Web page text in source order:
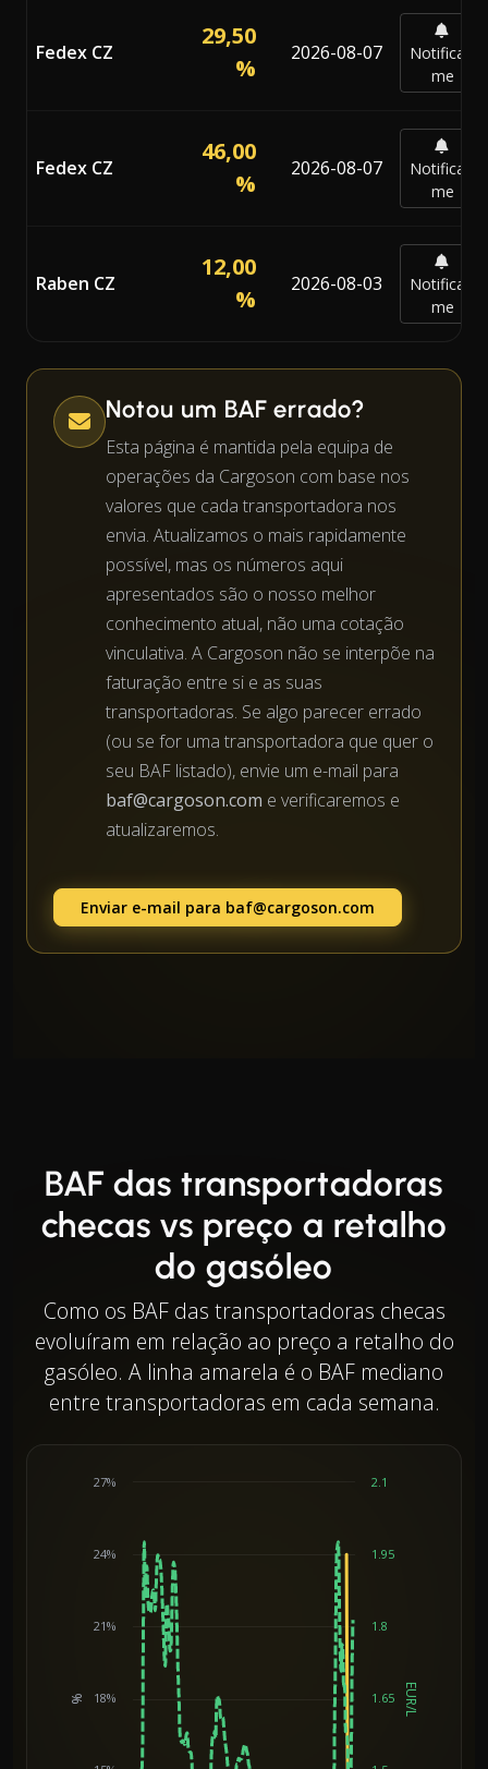
Fedex CZ
29,50
%
2026-08-07
Notificar-
me
Fedex CZ
46,00
%
2026-08-07
Notificar-
me
Raben CZ
12,00
%
2026-08-03
Notificar-
me
Notou um BAF errado?
Esta página é mantida pela equipa de
operações da Cargoson com base nos
valores que cada transportadora nos
envia. Atualizamos o mais rapidamente
possível, mas os números aqui
apresentados são o nosso melhor
conhecimento atual, não uma cotação
vinculativa. A Cargoson não se interpõe na
faturação entre si e as suas
transportadoras. Se algo parecer errado
(ou se for uma transportadora que quer o
seu BAF listado), envie um e-mail para
baf@cargoson.com e verificaremos e
atualizaremos.
Enviar e-mail para baf@cargoson.com
BAF das transportadoras
checas vs preço a retalho
do gasóleo
Como os BAF das transportadoras checas
evoluíram em relação ao preço a retalho do
gasóleo. A linha amarela é o BAF mediano
entre transportadoras em cada semana.
% EUR/L
18%
21%
24%
27%
1.65
1.8
1.95
2.1